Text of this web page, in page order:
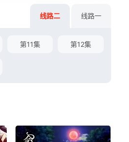
线路二 线路一
第11集 第12集